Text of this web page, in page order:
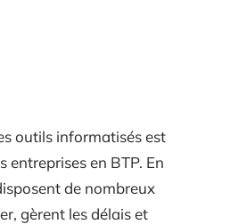
outils informatisés est
entreprises en BTP. En
de nombreux
gèrent les délais et